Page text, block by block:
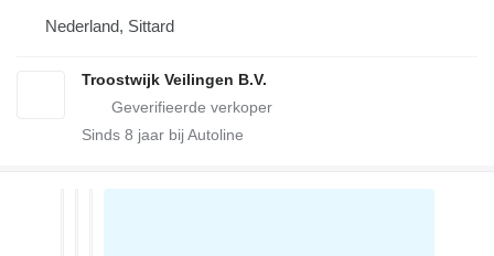
Nederland, Sittard
Troostwijk Veilingen B.V.
Sinds 8 jaar bij Autoline